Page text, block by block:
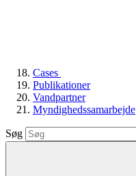
Cases
Publikationer
Vandpartner
Myndighedssamarbejde
Søg